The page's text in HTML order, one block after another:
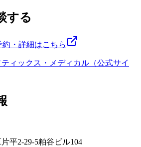
する
約・詳細はこちら
ィックス・メディカル（公式サイ
平2-29-5粕谷ビル104